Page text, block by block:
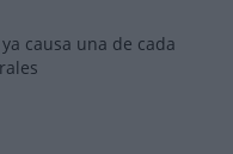
causa una de cada